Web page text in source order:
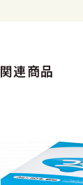
関連商品